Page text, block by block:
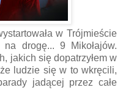
w Trójmieście
drogę... 9 Mikołajów.
jakich się dopatrzyłem w
ludzie się w to wkręcili,
jadącej przez całe